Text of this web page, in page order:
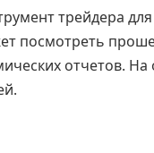
трейдера
посмотреть
отчетов. На